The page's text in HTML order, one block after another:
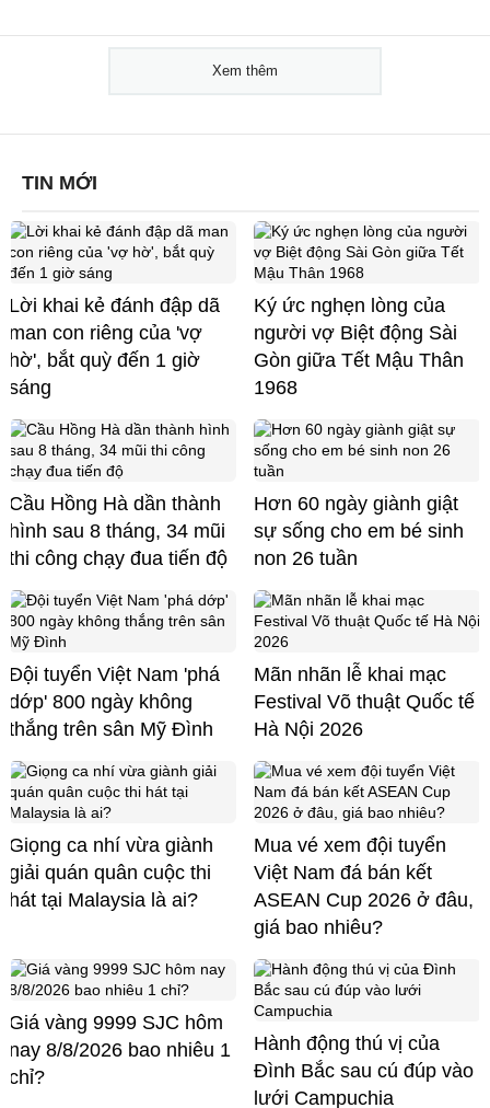
Xem thêm
TIN MỚI
Lời khai kẻ đánh đập dã
man con riêng của 'vợ
hờ', bắt quỳ đến 1 giờ
sáng
Ký ức nghẹn lòng của
người vợ Biệt động Sài
Gòn giữa Tết Mậu Thân
1968
Cầu Hồng Hà dần thành
hình sau 8 tháng, 34 mũi
thi công chạy đua tiến độ
Hơn 60 ngày giành giật
sự sống cho em bé sinh
non 26 tuần
Đội tuyển Việt Nam 'phá
dớp' 800 ngày không
thắng trên sân Mỹ Đình
Mãn nhãn lễ khai mạc
Festival Võ thuật Quốc tế
Hà Nội 2026
Giọng ca nhí vừa giành
giải quán quân cuộc thi
hát tại Malaysia là ai?
Mua vé xem đội tuyển
Việt Nam đá bán kết
ASEAN Cup 2026 ở đâu,
giá bao nhiêu?
Giá vàng 9999 SJC hôm
nay 8/8/2026 bao nhiêu 1
chỉ?
Hành động thú vị của
Đình Bắc sau cú đúp vào
lưới Campuchia